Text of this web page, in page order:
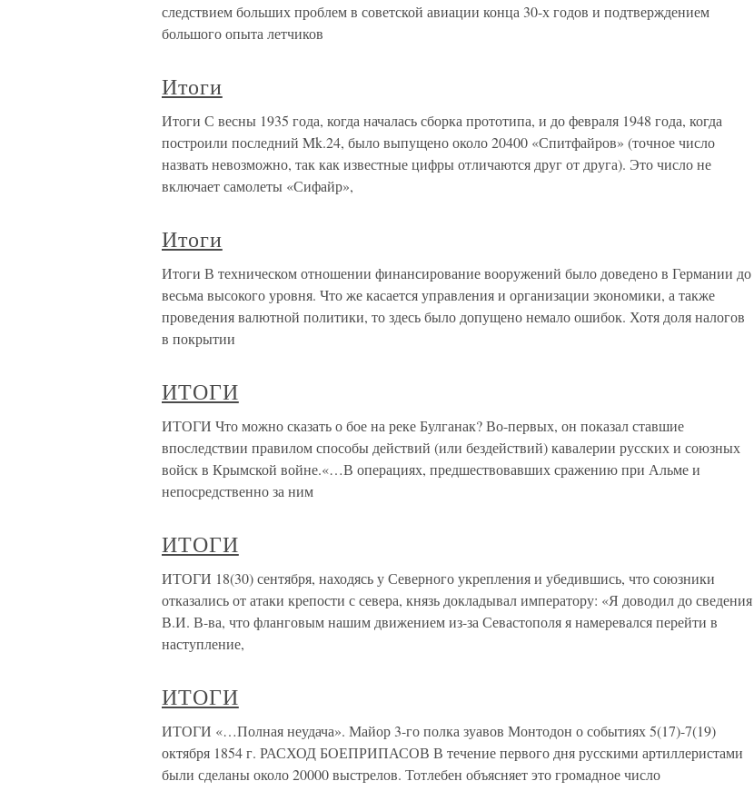
следствием больших проблем в советской авиации конца 30-х годов и подтверждением
большого опыта летчиков
Итоги
Итоги С весны 1935 года, когда началась сборка прототипа, и до февраля 1948 года, когда
построили последний Mk.24, было выпущено около 20400 «Спитфайров» (точное число
назвать невозможно, так как известные цифры отличаются друг от друга). Это число не
включает самолеты «Сифайр»,
Итоги
Итоги В техническом отношении финансирование вооружений было доведено в Германии до
весьма высокого уровня. Что же касается управления и организации экономики, а также
проведения валютной политики, то здесь было допущено немало ошибок. Хотя доля налогов
в покрытии
ИТОГИ
ИТОГИ Что можно сказать о бое на реке Булганак? Во-первых, он показал ставшие
впоследствии правилом способы действий (или бездействий) кавалерии русских и союзных
войск в Крымской войне.«…В операциях, предшествовавших сражению при Альме и
непосредственно за ним
ИТОГИ
ИТОГИ 18(30) сентября, находясь у Северного укрепления и убедившись, что союзники
отказались от атаки крепости с севера, князь докладывал императору: «Я доводил до сведения
В.И. В-ва, что фланговым нашим движением из-за Севастополя я намеревался перейти в
наступление,
ИТОГИ
ИТОГИ «…Полная неудача». Майор 3-го полка зуавов Монтодон о событиях 5(17)-7(19)
октября 1854 г. РАСХОД БОЕПРИПАСОВ В течение первого дня русскими артиллеристами
были сделаны около 20000 выстрелов. Тотлебен объясняет это громадное число